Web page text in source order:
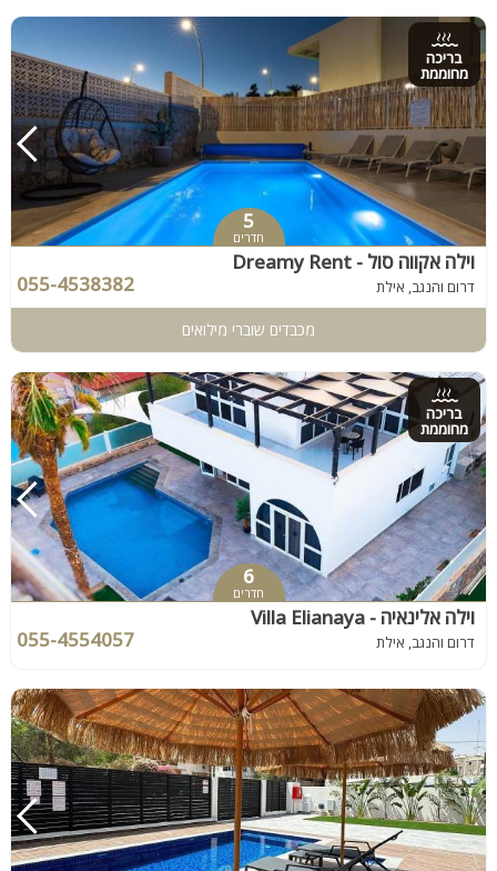
בריכה
מחוממת
5
חדרים
וילה אקווה סול - Dreamy Rent
דרום והנגב, אילת 055-4538382
מכבדים שוברי מילואים
בריכה
מחוממת
6
חדרים
וילה אלינאיה - Villa Elianaya
דרום והנגב, אילת 055-4554057